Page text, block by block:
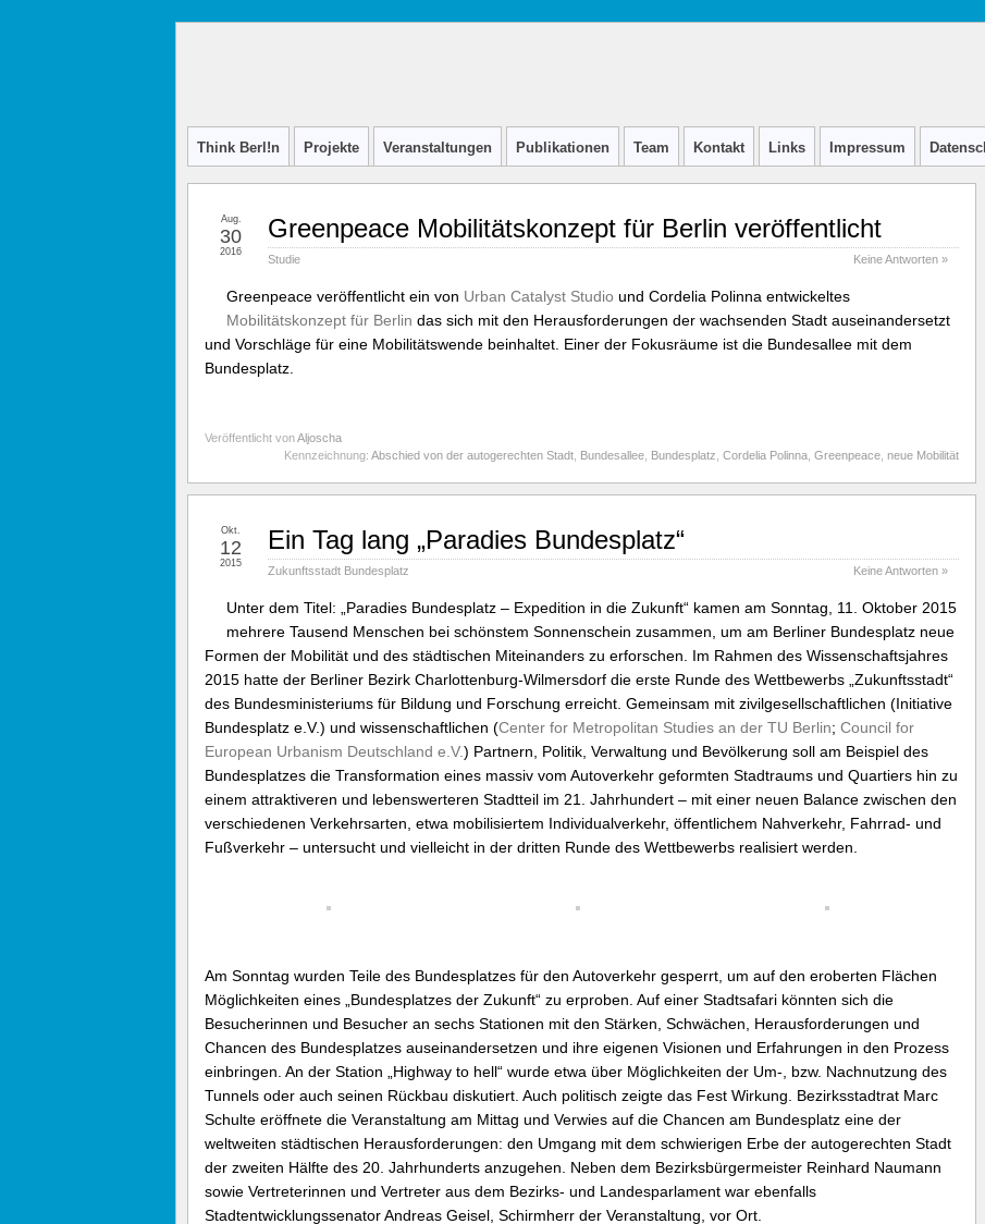
Berl!n
Think Berl!n Projekte Veranstaltungen Publikationen Team Kontakt Links Impressum
Greenpeace Mobilitätskonzept für Berlin veröffentlicht
Studie Keine Antworten »
Aug.
30
2016
Greenpeace veröffentlicht ein von Urban Catalyst Studio und Cordelia Polinna entwickeltes
Mobilitätskonzept für Berlin das sich mit den Herausforderungen der wachsenden Stadt auseinandersetzt
und Vorschläge für eine Mobilitätswende beinhaltet. Einer der Fokusräume ist die Bundesallee mit dem
Bundesplatz.
Veröffentlicht vonAljoscha
Kennzeichnung: Abschied von der autogerechten Stadt Bundesallee Bundesplatz Cordelia Polinna Greenpeace neue Mobilität
Ein Tag lang „Paradies Bundesplatz“
Zukunftsstadt Bundesplatz Keine Antworten »
Okt.
12
2015
Unter dem Titel: „Paradies Bundesplatz – Expedition in die Zukunft“ kamen am Sonntag, 11. Oktober 2015
mehrere Tausend Menschen bei schönstem Sonnenschein zusammen, um am Berliner Bundesplatz neue
Formen der Mobilität und des städtischen Miteinanders zu erforschen. Im Rahmen des Wissenschaftsjahres
2015 hatte der Berliner Bezirk Charlottenburg-Wilmersdorf die erste Runde des Wettbewerbs „Zukunftsstadt“
des Bundesministeriums für Bildung und Forschung erreicht. Gemeinsam mit zivilgesellschaftlichen (Initiative
Bundesplatz e.V.) und wissenschaftlichen (Center for Metropolitan Studies an der TU Berlin; Council for
European Urbanism Deutschland e.V.) Partnern, Politik, Verwaltung und Bevölkerung soll am Beispiel des
Bundesplatzes die Transformation eines massiv vom Autoverkehr geformten Stadtraums und Quartiers hin zu
einem attraktiveren und lebenswerteren Stadtteil im 21. Jahrhundert – mit einer neuen Balance zwischen den
verschiedenen Verkehrsarten, etwa mobilisiertem Individualverkehr, öffentlichem Nahverkehr, Fahrrad- und
Fußverkehr – untersucht und vielleicht in der dritten Runde des Wettbewerbs realisiert werden.
Am Sonntag wurden Teile des Bundesplatzes für den Autoverkehr gesperrt, um auf den eroberten Flächen
Möglichkeiten eines „Bundesplatzes der Zukunft“ zu erproben. Auf einer Stadtsafari könnten sich die
Besucherinnen und Besucher an sechs Stationen mit den Stärken, Schwächen, Herausforderungen und
Chancen des Bundesplatzes auseinandersetzen und ihre eigenen Visionen und Erfahrungen in den Prozess
einbringen. An der Station „Highway to hell“ wurde etwa über Möglichkeiten der Um-, bzw. Nachnutzung des
Tunnels oder auch seinen Rückbau diskutiert. Auch politisch zeigte das Fest Wirkung. Bezirksstadtrat Marc
Schulte eröffnete die Veranstaltung am Mittag und Verwies auf die Chancen am Bundesplatz eine der
weltweiten städtischen Herausforderungen: den Umgang mit dem schwierigen Erbe der autogerechten Stadt
der zweiten Hälfte des 20. Jahrhunderts anzugehen. Neben dem Bezirksbürgermeister Reinhard Naumann
sowie Vertreterinnen und Vertreter aus dem Bezirks- und Landesparlament war ebenfalls
Stadtentwicklungssenator Andreas Geisel, Schirmherr der Veranstaltung, vor Ort.